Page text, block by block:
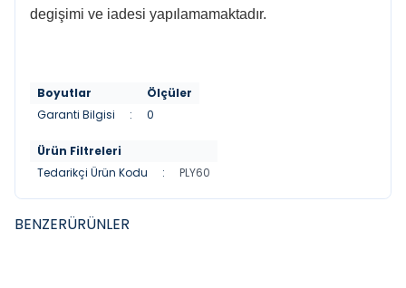
degişimi ve iadesi yapılamamaktadır.
Boyutlar
Ölçüler
Garanti Bilgisi
: 0
Ürün Filtreleri
Tedarikçi Ürün Kodu
: PLY60
BENZERÜRÜNLER